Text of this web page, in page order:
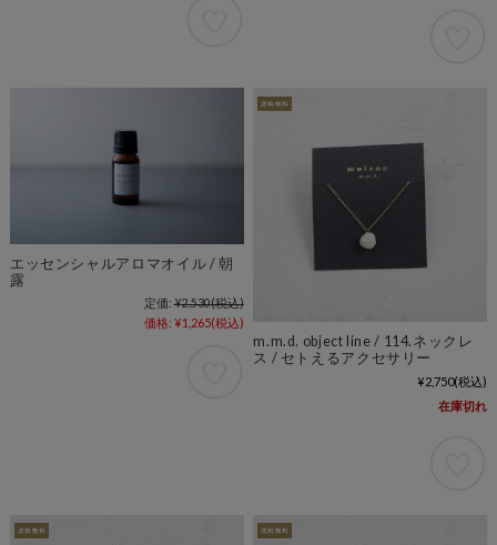
エッセンシャルアロマオイル / 朝
露
定価: ¥2,530(税込)
価格: ¥1,265(税込)
m.m.d. object line / 114.ネックレ
ス / セトえるアクセサリー
¥2,750(税込)
在庫切れ